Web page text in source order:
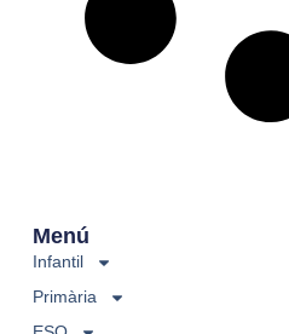
Menú
Infantil
Primària